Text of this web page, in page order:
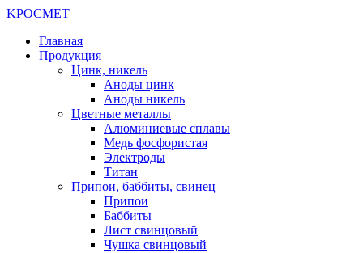
KРОСМЕТ
Главная
Продукция
Цинк, никель
Аноды цинк
Аноды никель
Цветные металлы
Алюминиевые сплавы
Медь фосфористая
Электроды
Титан
Припои, баббиты, свинец
Припои
Баббиты
Лист свинцовый
Чушка свинцовый